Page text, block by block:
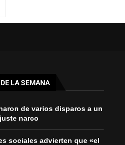
LA SEMANA
de varios disparos a un
narco
sociales advierten que «el